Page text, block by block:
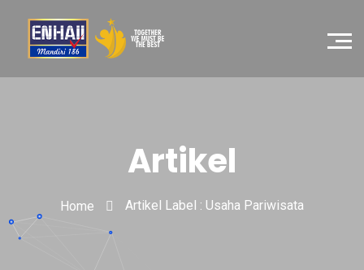
Artikel
Home Artikel Label : Usaha Pariwisata